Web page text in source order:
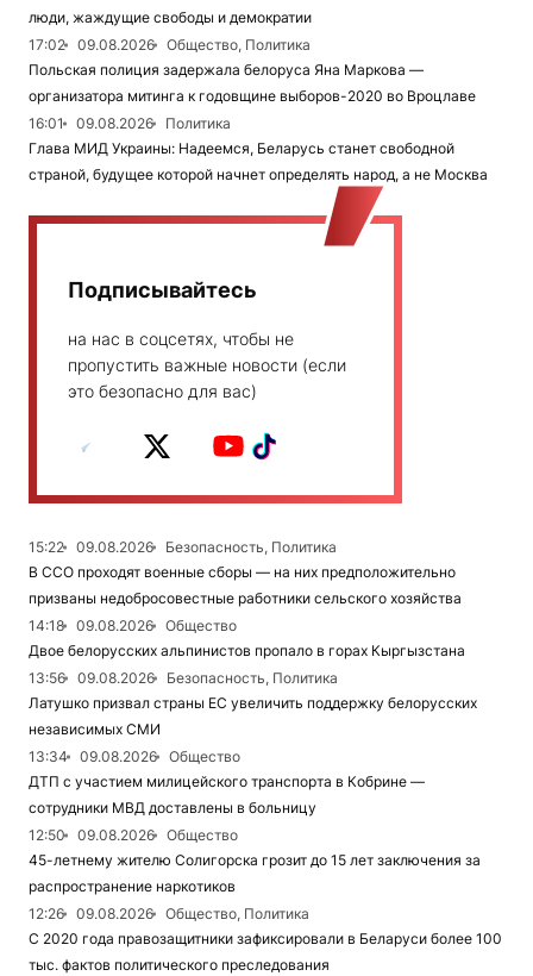
люди, жаждущие свободы и демократии
17:02
09.08.2026
Общество, Политика
Польская полиция задержала белоруса Яна Маркова —
организатора митинга к годовщине выборов-2020 во Вроцлаве
16:01
09.08.2026
Политика
Глава МИД Украины: Надеемся, Беларусь станет свободной
страной, будущее которой начнет определять народ, а не Москва
Подписывайтесь
на нас в соцсетях, чтобы не
пропустить важные новости (если
это безопасно для вас)
15:22 09.08.2026
Безопасность, Политика
В ССО проходят военные сборы — на них предположительно
призваны недобросовестные работники сельского хозяйства
14:18
09.08.2026
Общество
Двое белорусских альпинистов пропало в горах Кыргызстана
13:56
09.08.2026
Безопасность, Политика
Латушко призвал страны ЕС увеличить поддержку белорусских
независимых СМИ
13:34
09.08.2026
Общество
ДТП с участием милицейского транспорта в Кобрине —
сотрудники МВД доставлены в больницу
12:50
09.08.2026
Общество
45-летнему жителю Солигорска грозит до 15 лет заключения за
распространение наркотиков
12:26
09.08.2026
Общество, Политика
С 2020 года правозащитники зафиксировали в Беларуси более 100
тыс. фактов политического преследования